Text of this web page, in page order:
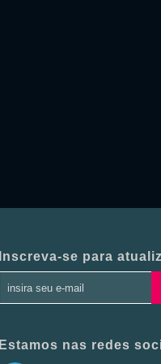
Inscreva-se para
Estamos nas redes